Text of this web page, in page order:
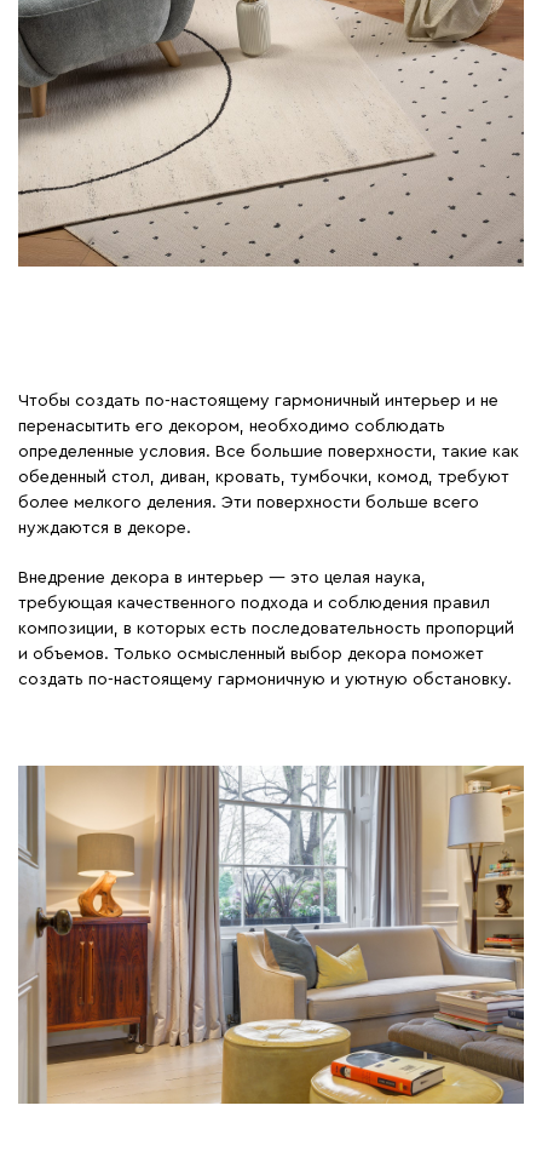
Чтобы создать по-настоящему гармоничный интерьер и не
перенасытить его декором, необходимо соблюдать
определенные условия. Все большие поверхности, такие как
обеденный стол, диван, кровать, тумбочки, комод, требуют
более мелкого деления. Эти поверхности больше всего
нуждаются в декоре.
Внедрение декора в интерьер — это целая наука,
требующая качественного подхода и соблюдения правил
композиции, в которых есть последовательность пропорций
и объемов. Только осмысленный выбор декора поможет
создать по-настоящему гармоничную и уютную обстановку.